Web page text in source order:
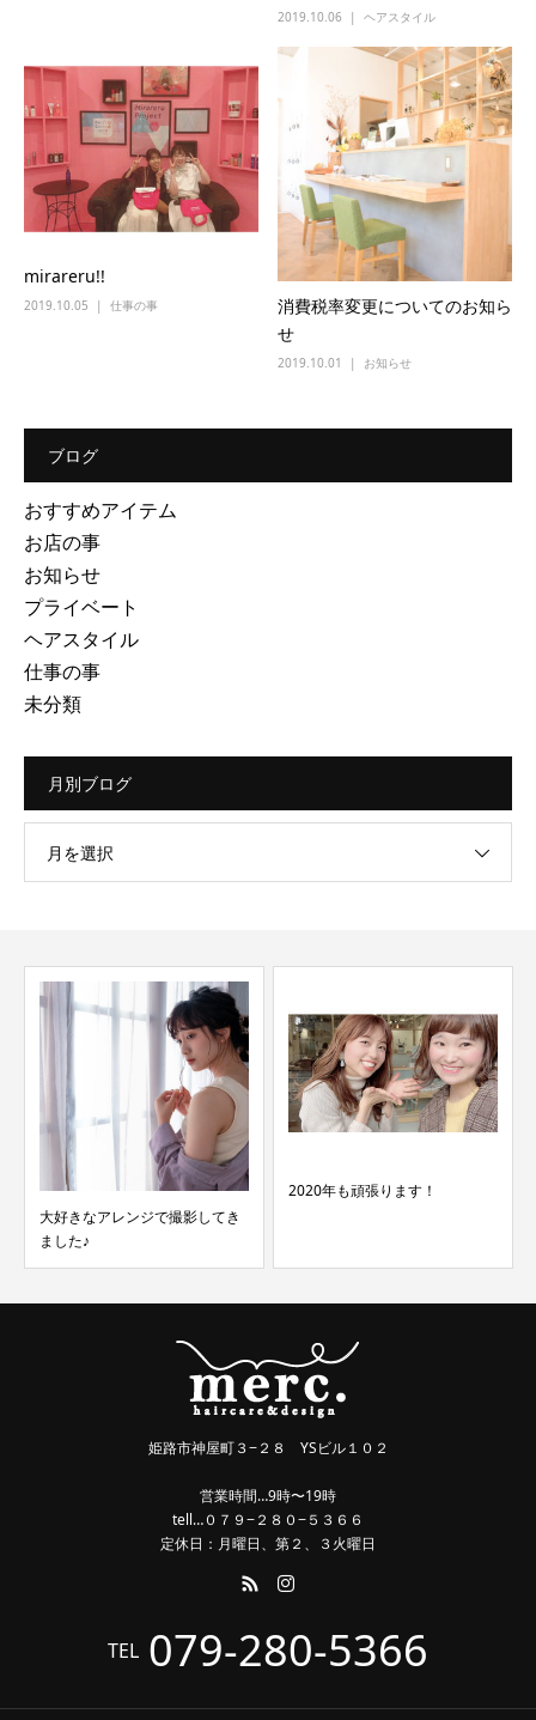
2019.10.06 ヘアスタイル
mirareru!!
2019.10.05 仕事の事
消費税率変更についてのお知ら
せ
2019.10.01 お知らせ
ブログ
おすすめアイテム
お店の事
お知らせ
プライベート
ヘアスタイル
仕事の事
未分類
月別ブログ
月を選択
大好きなアレンジで撮影してき
ました♪
2020年も頑張ります！
姫路市神屋町３−２８ YSビル１０２
営業時間…9時〜19時
tell…０７９−２８０−５３６６
定休日：月曜日、第２、３火曜日
TEL 079-280-5366